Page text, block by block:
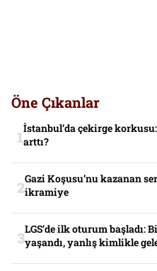
Öne Çıkanlar
İstanbul’da çekirge
arttı?
Gazi Koşusu’nu kazanan
ikramiye
LGS’de ilk oturum başladı:
yaşandı, yanlış kimlikle